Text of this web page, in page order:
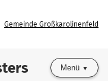
Gemeinde Großkarolinenfeld
Menü